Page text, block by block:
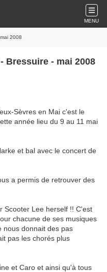
MENU
2008
Bressuire - mai 2008
Sèvres en Mai c'est le
année lieu du 9 au 11 mai
et bal avec le concert de
a permis de retrouver des
Scooter Lee herself !! C'est
chacune de ses musiques
nous donnait des pas
pas les chorés plus
et Caro et ainsi qu'à tous